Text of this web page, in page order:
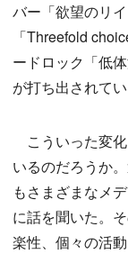
バー「欲望のリ
「Threefold
ードロック「低
が打ち出されてい
こういった変
いるのだろうか
もさまざまなメ
に話を聞いた。
楽性、個々の活